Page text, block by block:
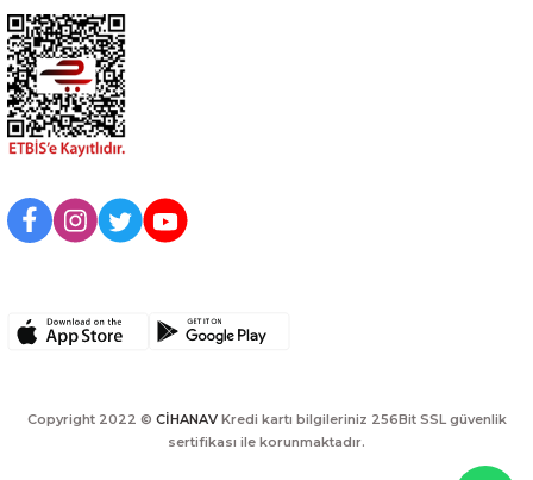
Copyright 2022 © CİHANAVKredi kartı bilgileriniz 256Bit SSL güvenlik
sertifikası ile korunmaktadır.